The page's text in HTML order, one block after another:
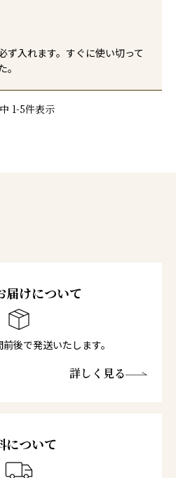
ず入れます。すぐに使い切って
1-5件表示
届けについて
後で発送いたします。
詳しく見る
について